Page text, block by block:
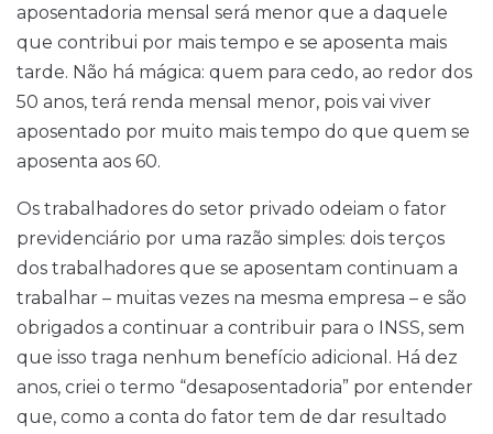
aposentadoria mensal será menor que a daquele
que contribui por mais tempo e se aposenta mais
tarde. Não há mágica: quem para cedo, ao redor dos
50 anos, terá renda mensal menor, pois vai viver
aposentado por muito mais tempo do que quem se
aposenta aos 60.
Os trabalhadores do setor privado odeiam o fator
previdenciário por uma razão simples: dois terços
dos trabalhadores que se aposentam continuam a
trabalhar – muitas vezes na mesma empresa – e são
obrigados a continuar a contribuir para o INSS, sem
que isso traga nenhum benefício adicional. Há dez
anos, criei o termo “desaposentadoria” por entender
que, como a conta do fator tem de dar resultado